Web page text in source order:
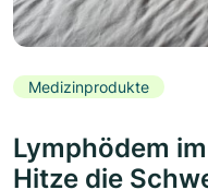
Medizinprodukte
Lymphödem
Hitze die